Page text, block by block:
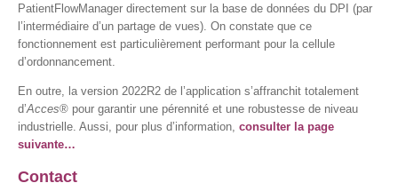
PatientFlowManager directement sur la base de données du DPI (par
l’intermédiaire d’un partage de vues). On constate que ce
fonctionnement est particulièrement performant pour la cellule
d’ordonnancement.
En outre, la version 2022R2 de l’application s’affranchit totalement
d’Acces® pour garantir une pérennité et une robustesse de niveau
industrielle. Aussi, pour plus d’information, consulter la page
suivante…
Contact